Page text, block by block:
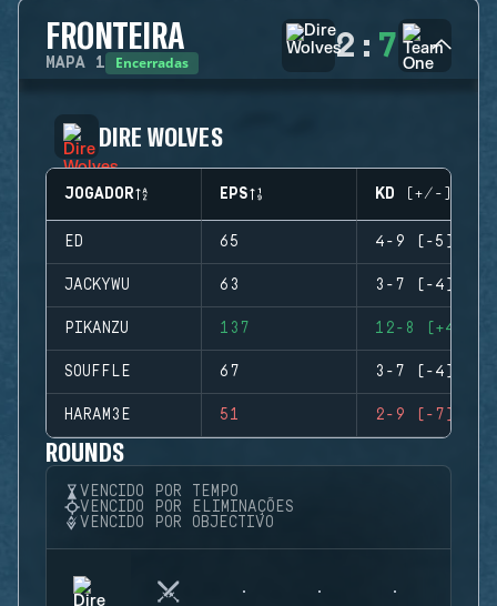
FRONTEIRA
MAPA 1 Encerradas 2 : 7
DIRE WOLVES
JOGADOR EPS KD (+/-)
ED 65 4-9 (-5)
JACKYWU 63 3-7 (-4)
PIKANZU 137 12-8 (+4)
SOUFFLE 67 3-7 (-4)
HARAM3E 51 2-9 (-7)
ROUNDS
VENCIDO POR TEMPO
VENCIDO POR ELIMINAÇÕES
VENCIDO POR OBJECTIVO